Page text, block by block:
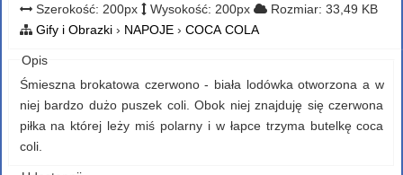
Szerokość: 200px Wysokość: 200px
Rozmiar: 33,49 KB
Gify i Obrazki› NAPOJE › COCA COLA
Opis
Śmieszna brokatowa czerwono - biała lodówka otworzona a w
niej bardzo dużo puszek coli. Obok niej znajduję się czerwona
piłka na której leży miś polarny i w łapce trzyma butelkę coca
coli.